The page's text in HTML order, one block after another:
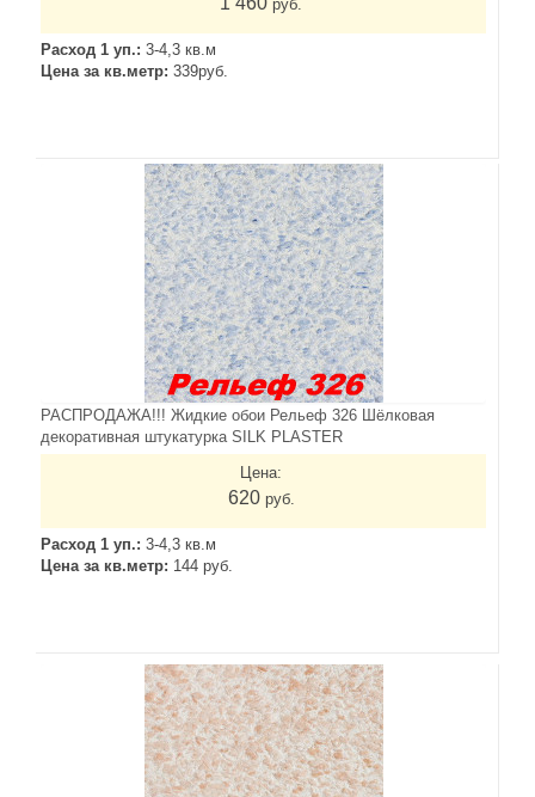
руб.
Расход 1 уп.: 3-4,3 кв.м
Цена за кв.метр: 339руб.
РАСПРОДАЖА!!! Жидкие обои Рельеф 326 Шёлковая
декоративная штукатурка SILK PLASTER
Цена:
620 руб.
Расход 1 уп.: 3-4,3 кв.м
Цена за кв.метр: 144 руб.